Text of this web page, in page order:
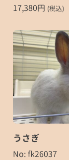
17,380円 (税込)
うさぎ
No: fk26037